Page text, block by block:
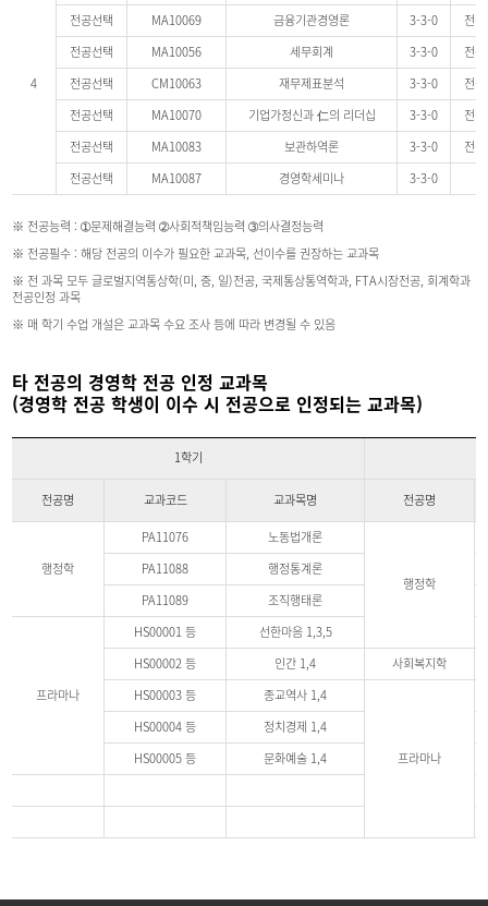
4
전공선택
MA10069 금융기관경영론 3-3-0
전
전공선택
MA10056 세무회계 3-3-0
전
전공선택
CM10063 재무제표분석 3-3-0
전
전공선택
MA10070 기업가정신과 仁의 리더십 3-3-0
전
전공선택
MA10083 보관하역론 3-3-0
전
전공선택
MA10087 경영학세미나 3-3-0
※ 전공능력 : ➀문제해결능력 ➁사회적책임능력 ➂의사결정능력
※ 전공필수 : 해당 전공의 이수가 필요한 교과목, 선이수를 권장하는 교과목
※ 전 과목 모두 글로벌지역통상학(미, 중, 일)전공, 국제통상통역학과, FTA시장전공, 회계학과
전공인정 과목
※ 매 학기 수업 개설은 교과목 수요 조사 등에 따라 변경될 수 있음
타 전공의 경영학 전공 인정 교과목
(경영학 전공 학생이 이수 시 전공으로 인정되는 교과목)
1학기
전공명 교과코드 교과목명 전공명
행정학
PA11076 노동법개론
행정학
PA11088
행정통계론
PA11089
조직행태론
프라마나
HS00001 등
선한마음 1,3,5
HS00002 등
인간 1,4
사회복지학
HS00003 등
종교역사 1,4
프라마나
HS00004 등
정치경제 1,4
HS00005 등
문화예술 1,4